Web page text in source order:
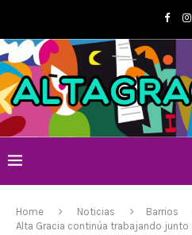
Home Noticias Barrios
Alta Gracia continúa trabajando junto